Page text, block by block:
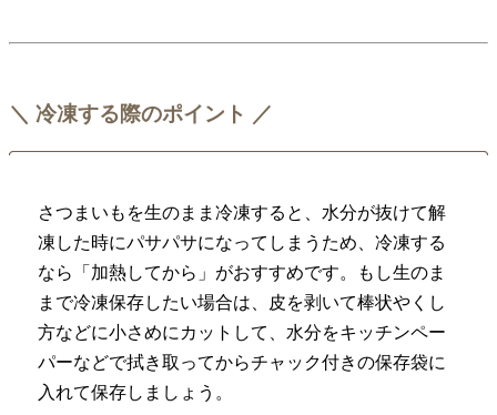
＼ 冷凍する際のポイント ／
さつまいもを生のまま冷凍すると、水分が抜けて解
凍した時にパサパサになってしまうため、冷凍する
なら「加熱してから」がおすすめです。もし生のま
まで冷凍保存したい場合は、皮を剥いて棒状やくし
方などに小さめにカットして、水分をキッチンペー
パーなどで拭き取ってからチャック付きの保存袋に
入れて保存しましょう。